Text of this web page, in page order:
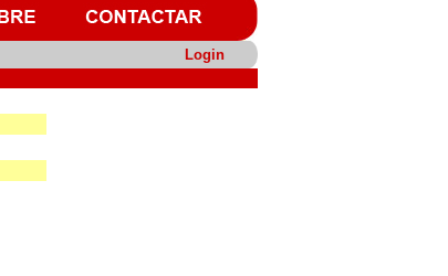
Login